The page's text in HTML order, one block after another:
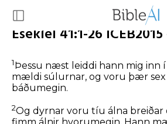
Esekíel 41:1-26
1Þessu næst leiddi hann mig inn í
mældi súlurnar, og voru þær sex
báðumegin.
2Og dyrnar voru tíu álna